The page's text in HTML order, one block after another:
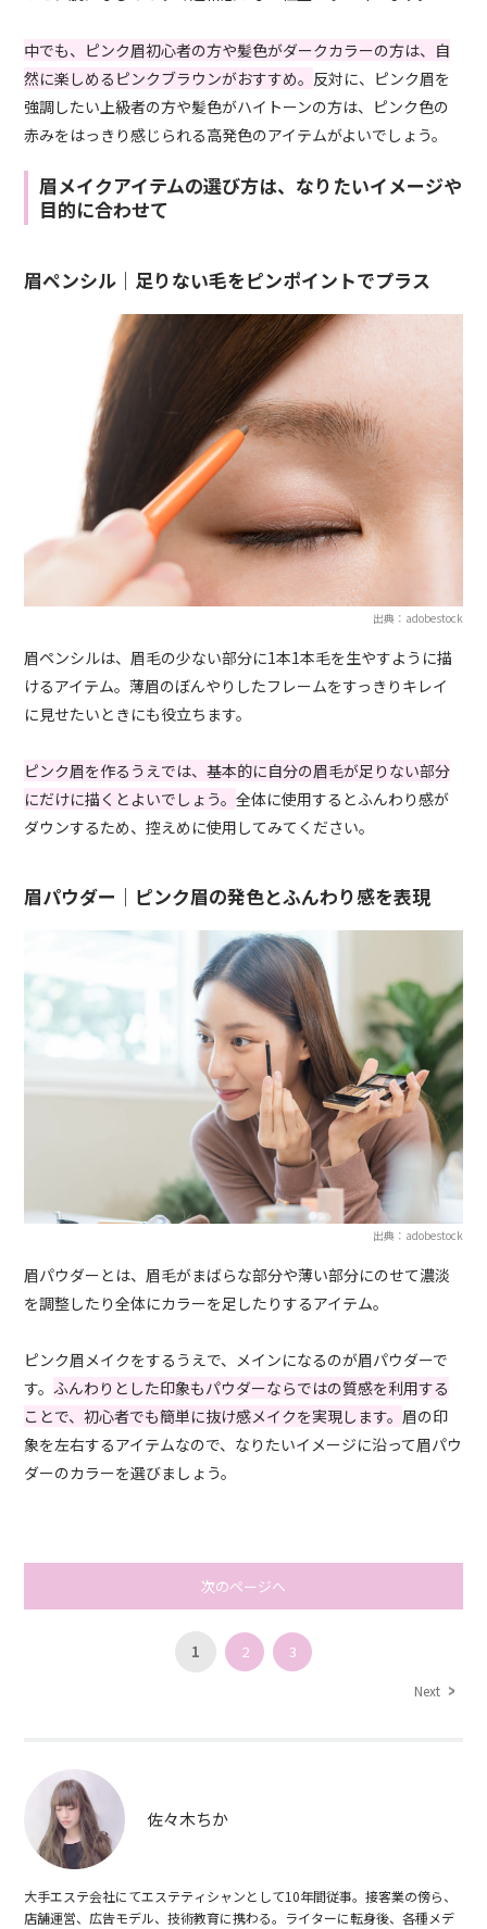
中でも、ピンク眉初心者の方や髪色がダークカラーの方は、自
然に楽しめるピンクブラウンがおすすめ。 反対に、ピンク眉を
強調したい上級者の方や髪色がハイトーンの方は、ピンク色の
赤みをはっきり感じられる高発色のアイテムがよいでしょう。
眉メイクアイテムの選び方は、なりたいイメージや
目的に合わせて
眉ペンシル｜足りない毛をピンポイントでプラス
出典：adobestock
眉ペンシルは、眉毛の少ない部分に1本1本毛を生やすように描
けるアイテム。薄眉のぼんやりしたフレームをすっきりキレイ
に見せたいときにも役立ちます。
ピンク眉を作るうえでは、基本的に自分の眉毛が足りない部分
にだけに描くとよいでしょう。全体に使用するとふんわり感が
ダウンするため、控えめに使用してみてください。
眉パウダー｜ピンク眉の発色とふんわり感を表現
出典：adobestock
眉パウダーとは、眉毛がまばらな部分や薄い部分にのせて濃淡
を調整したり全体にカラーを足したりするアイテム。
ピンク眉メイクをするうえで、メインになるのが眉パウダーで
す。ふんわりとした印象もパウダーならではの質感を利用する
ことで、初心者でも簡単に抜け感メイクを実現します。 眉の印
象を左右するアイテムなので、なりたいイメージに沿って眉パウ
ダーのカラーを選びましょう。
次のページへ
1 2 3
Next
佐々木ちか
大手エステ会社にてエステティシャンとして10年間従事。接客業の傍ら、
店舗運営、広告モデル、技術教育に携わる。ライターに転身後、各種メデ